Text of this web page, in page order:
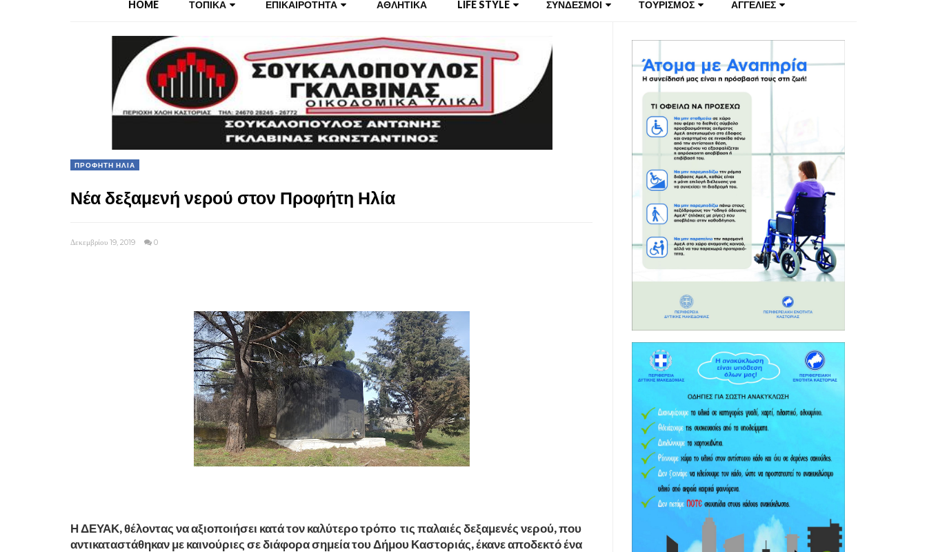
HOME ΤΟΠΙΚΑ ΕΠΙΚΑΙΡΟΤΗΤΑ ΑΘΛΗΤΙΚΑ LIFE STYLE ΣΥΝΔΕΣΜΟΙ ΤΟΥΡΙΣΜΟΣ ΑΓΓΕΛΙΕΣ
ΠΡΟΦΗΤΗ ΗΛΙΑ
Νέα δεξαμενή νερού στον Προφήτη Ηλία
Δεκεμβρίου 19, 2019 0
Η ΔΕΥΑΚ, θέλοντας να αξιοποιήσει κατά τον καλύτερο τρόπο τις παλαιές δεξαμενές νερού, που
αντικαταστάθηκαν με καινούριες σε διάφορα σημεία του Δήμου Καστοριάς, έκανε αποδεκτό ένα